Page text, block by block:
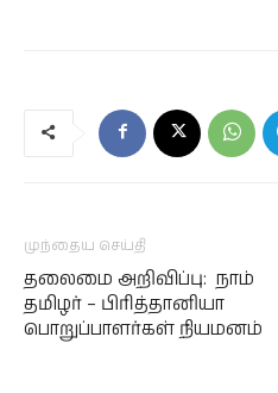
முந்தைய செய்தி
தலைமை அறிவிப்பு: நாம்
தமிழர் – பிரித்தானியா
பொறுப்பாளர்கள் நியமனம்